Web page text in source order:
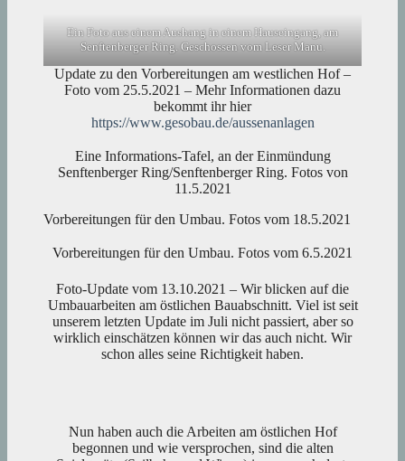
Ein Foto aus einem Aushang in einem Hauseingang, am
Senftenberger Ring. Geschossen vom Leser Manu.
Update zu den Vorbereitungen am westlichen Hof –
Foto vom 25.5.2021 – Mehr Informationen dazu
bekommt ihr hier
https://www.gesobau.de/aussenanlagen
Eine Informations-Tafel, an der Einmündung
Senftenberger Ring/Senftenberger Ring. Fotos von
11.5.2021
Vorbereitungen für den Umbau. Fotos vom 18.5.2021
Vorbereitungen für den Umbau. Fotos vom 6.5.2021
Foto-Update vom 13.10.2021 – Wir blicken auf die
Umbauarbeiten am östlichen Bauabschnitt. Viel ist seit
unserem letzten Update im Juli nicht passiert, aber so
wirklich einschätzen können wir das auch nicht. Wir
schon alles seine Richtigkeit haben.
Nun haben auch die Arbeiten am östlichen Hof
begonnen und wie versprochen, sind die alten